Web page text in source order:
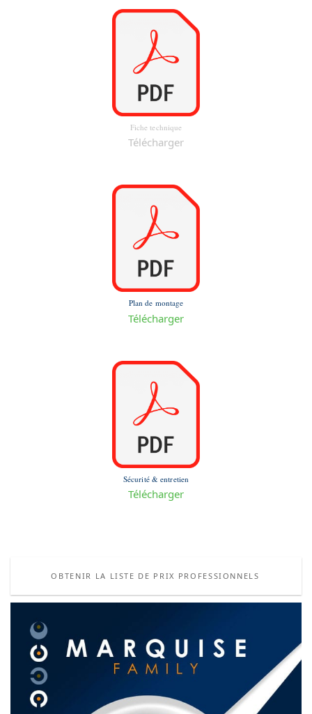
Fiche technique
Télécharger
Plan de montage
Télécharger
Sécurité & entretien
Télécharger
OBTENIR LA LISTE DE PRIX PROFESSIONNELS